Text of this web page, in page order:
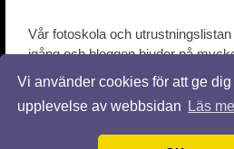
Vi använder cookies för att ge
upplevelse av webbsidan
Läs
Vår fotoskola och
igång och bloggen bjuder på
företagsfotografi.